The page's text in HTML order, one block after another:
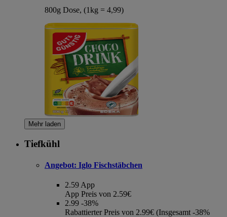
800g Dose, (1kg = 4,99)
Mehr laden
Tiefkühl
Angebot: Iglo Fischstäbchen
2.59 App
App Preis von 2.59€
2.99 -38%
Rabattierter Preis von 2.99€ (Insgesamt -38%